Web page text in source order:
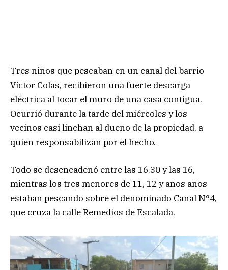
Tres niños que pescaban en un canal del barrio
Víctor Colas, recibieron una fuerte descarga
eléctrica al tocar el muro de una casa contigua.
Ocurrió durante la tarde del miércoles y los
vecinos casi linchan al dueño de la propiedad, a
quien responsabilizan por el hecho.
Todo se desencadenó entre las 16.30 y las 16,
mientras los tres menores de 11, 12 y años años
estaban pescando sobre el denominado Canal N°4,
que cruza la calle Remedios de Escalada.